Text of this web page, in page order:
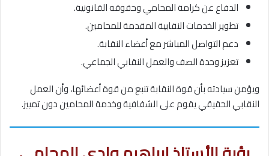
الدفاع عن كرامة المحامي وحقوقه القانونية.
تطوير الخدمات النقابية المقدمة للمحامين.
دعم التواصل المباشر مع أعضاء النقابة.
تعزيز وحدة الصف والعمل النقابي الجماعي.
ويؤمن سيادته بأن قوة النقابة تنبع من قوة أعضائها، وأن العمل
النقابي الحقيقي يقوم على الشفافية وخدمة المحامين دون تمييز.